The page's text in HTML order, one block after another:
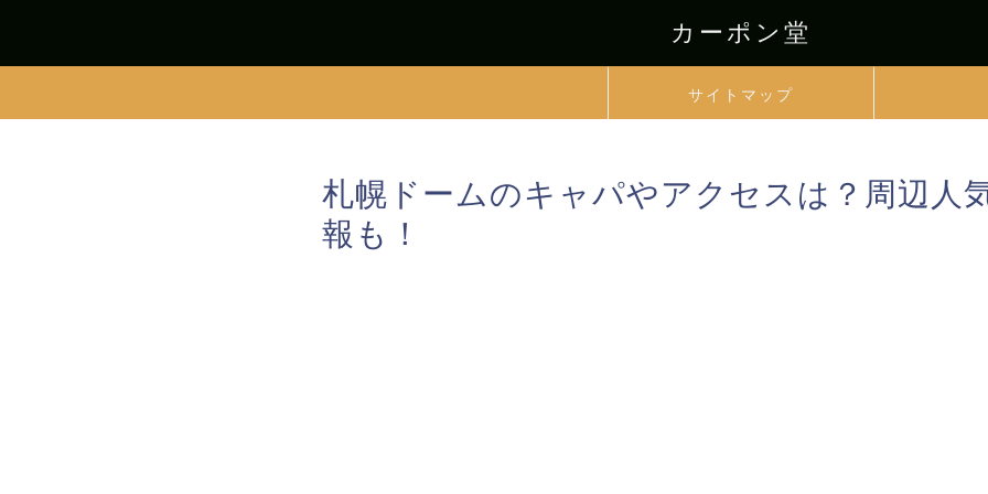
カーポン堂
サイトマップ
札幌ドームのキャパやアクセスは？周辺人
報も！